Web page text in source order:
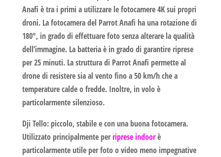
Anafi è tra i primi a utilizzare le fotocamere 4K sui propri
droni. La fotocamera del Parrot Anafi ha una rotazione di
180°, in grado di effettuare foto senza alterare la qualità
dell’immagine. La batteria è in grado di garantire riprese
per 25 minuti. La struttura di Parrot Anafi permette al
drone di resistere sia al vento fino a 50 km/h che a
temperature calde o fredde. Inoltre, in volo è
particolarmente silenzioso.
Dji Tello: piccolo, stabile e con una buona fotocamera.
Utilizzato principalmente perriprese indoorè
particolarmente utile perfoto o videomeno impegnative